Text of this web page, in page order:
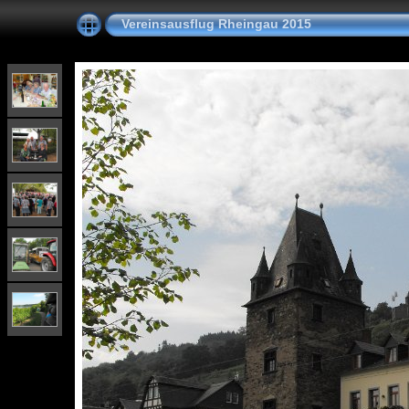
Vereinsausflug Rheingau 2015